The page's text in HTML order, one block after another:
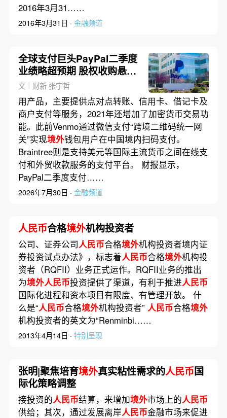
2016年3月31……
2016年3月31日 · 金融频道
全球支付巨头PayPal二季度
业绩略超预期 股权收购悬而
未决
文｜财新 张宇哲
用产品，主要提供点对点转账、信用卡、借记卡及
商户支付等服务，2021年还增加了加密货币交易功
能。此前Venmo通过微信支付“跨境二维码统一网
关”实现境外钱包用户在中国境内扫码支付。
Braintree则是支持美元等国际主流货币之间在线支
付和外贸收款服务的支付平台。 财报显示，
PayPal二季度支付……
2026年7月30日 · 金融频道
人民币合格境外机构投资者
公司、证券公司人民币合格境外机构投资者境内证
券投资试点办法》，标志着人民币合格境外机构投
资者（RQFII）业务正式运作。RQFII业务的推出
为境外人民币投资提供了渠道，有利于推进人民币
国际化进程和资本项目有限度、有管理开放。 什
么是“人民币合格境外机构投资者” 人民币合格境外
机构投资者的英文为“Renminbi……
2013年4月14日 · 特别呈现
张明|聚焦培育境外真实粘性需求的人民币国
际化策略调整
接投资的人民币结算，来增加境外市场上的人民币
供给；其次，通过发展离岸人民币金融市场来促进